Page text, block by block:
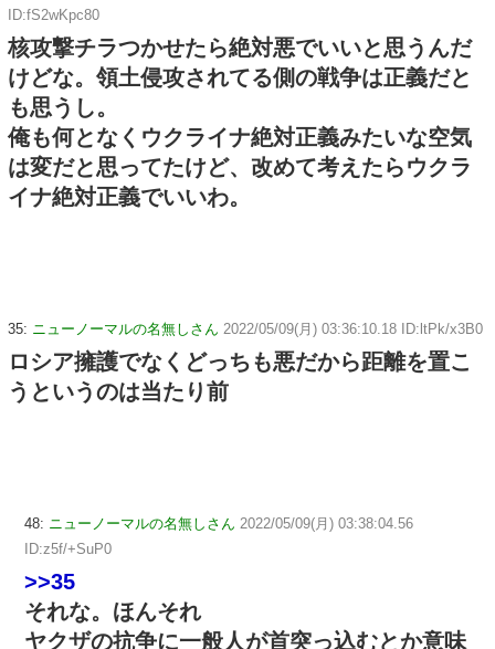
ID:fS2wKpc80
核攻撃チラつかせたら絶対悪でいいと思うんだ
けどな。領土侵攻されてる側の戦争は正義だと
も思うし。
俺も何となくウクライナ絶対正義みたいな空気
は変だと思ってたけど、改めて考えたらウクラ
イナ絶対正義でいいわ。
35: ニューノーマルの名無しさん 2022/05/09(月) 03:36:10.18 ID:ltPk/x3B0
ロシア擁護でなくどっちも悪だから距離を置こ
うというのは当たり前
48: ニューノーマルの名無しさん 2022/05/09(月) 03:38:04.56
ID:z5f/+SuP0
>>35
それな。ほんそれ
ヤクザの抗争に一般人が首突っ込むとか意味